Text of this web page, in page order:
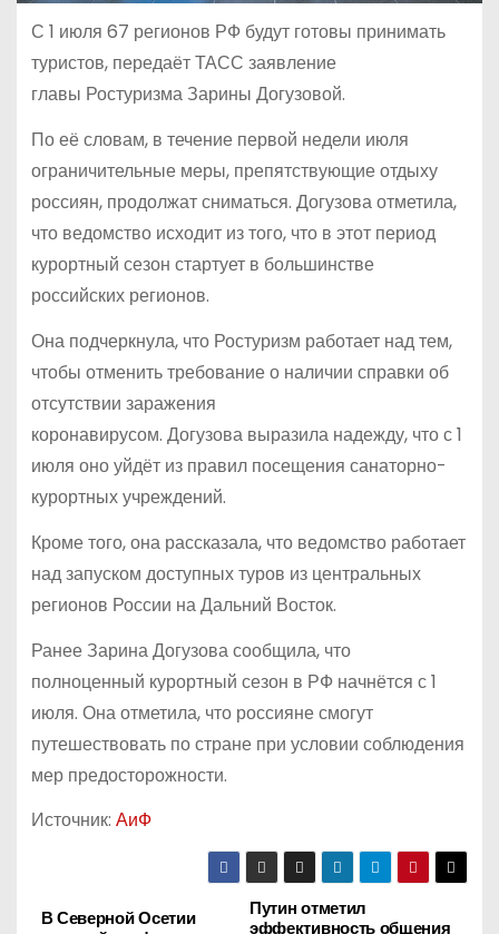
С 1 июля 67 регионов РФ будут готовы принимать
туристов, передаёт ТАСС заявление
главы Ростуризма Зарины Догузовой.
По её словам, в течение первой недели июля
ограничительные меры, препятствующие отдыху
россиян, продолжат сниматься. Догузова отметила,
что ведомство исходит из того, что в этот период
курортный сезон стартует в большинстве
российских регионов.
Она подчеркнула, что Ростуризм работает над тем,
чтобы отменить требование о наличии справки об
отсутствии заражения
коронавирусом. Догузова выразила надежду, что с 1
июля оно уйдёт из правил посещения санаторно-
курортных учреждений.
Кроме того, она рассказала, что ведомство работает
над запуском доступных туров из центральных
регионов России на Дальний Восток.
Ранее Зарина Догузова сообщила, что
полноценный курортный сезон в РФ начнётся с 1
июля. Она отметила, что россияне смогут
путешествовать по стране при условии соблюдения
мер предосторожности.
Источник: АиФ
Н
Путин отметил
эффективность общения
В Северной Осетии